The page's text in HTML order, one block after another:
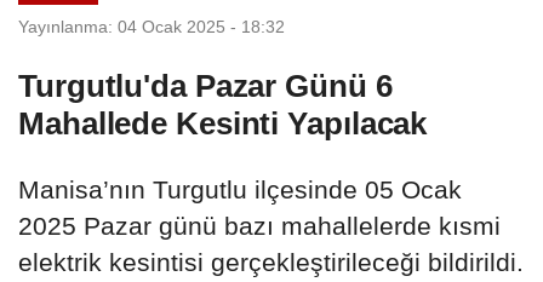
Yayınlanma: 04 Ocak 2025 - 18:32
Turgutlu'da Pazar Günü 6
Mahallede Kesinti Yapılacak
Manisa’nın Turgutlu ilçesinde 05 Ocak
2025 Pazar günü bazı mahallelerde kısmi
elektrik kesintisi gerçekleştirileceği bildirildi.